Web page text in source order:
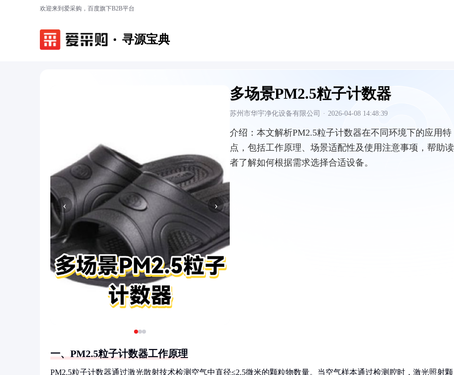
欢迎来到爱采购，百度旗下B2B平台
寻源宝典
‹ ›
多场景PM2.5粒子计数器
苏州市华宇净化设备有限公司 · 2026-04-08 14:48:39
介绍： 本文解析PM2.5粒子计数器在不同环境下的应用特
点，包括工作原理、场景适配性及使用注意事项，帮助读
者了解如何根据需求选择合适设备。
一、PM2.5粒子计数器工作原理
PM2.5粒子计数器通过激光散射技术检测空气中直径≤2.5微米的颗粒物数量。当空气样本通过检测腔时，激光照射颗